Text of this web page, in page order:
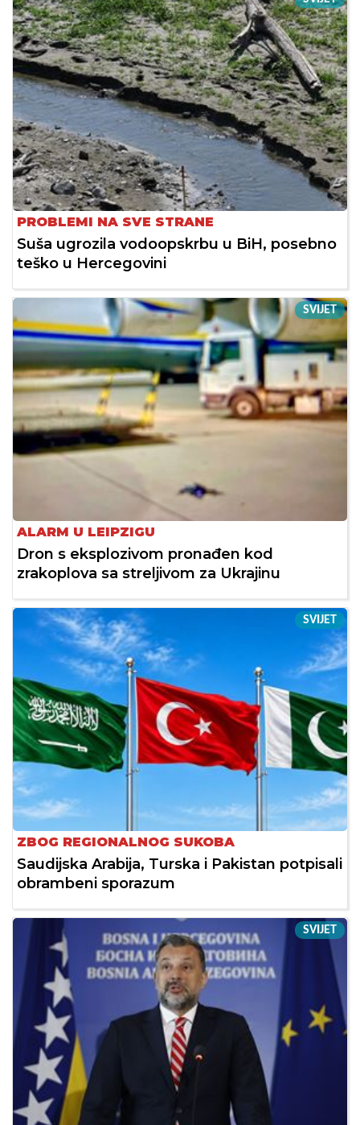
PROBLEMI NA SVE STRANE
Suša ugrozila vodoopskrbu u BiH, posebno
teško u Hercegovini
SVIJET
ALARM U LEIPZIGU
Dron s eksplozivom pronađen kod
zrakoplova sa streljivom za Ukrajinu
SVIJET
ZBOG REGIONALNOG SUKOBA
Saudijska Arabija, Turska i Pakistan potpisali
obrambeni sporazum
SVIJET